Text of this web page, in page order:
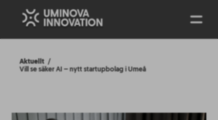
Aktuellt
Vill se säker AI – nytt startupbolag i Umeå